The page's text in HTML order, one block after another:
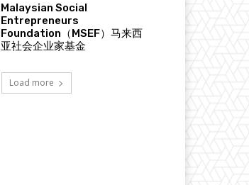
Malaysian Social
Entrepreneurs
Foundation（MSEF）马来西
亚社会企业家基金
Load more